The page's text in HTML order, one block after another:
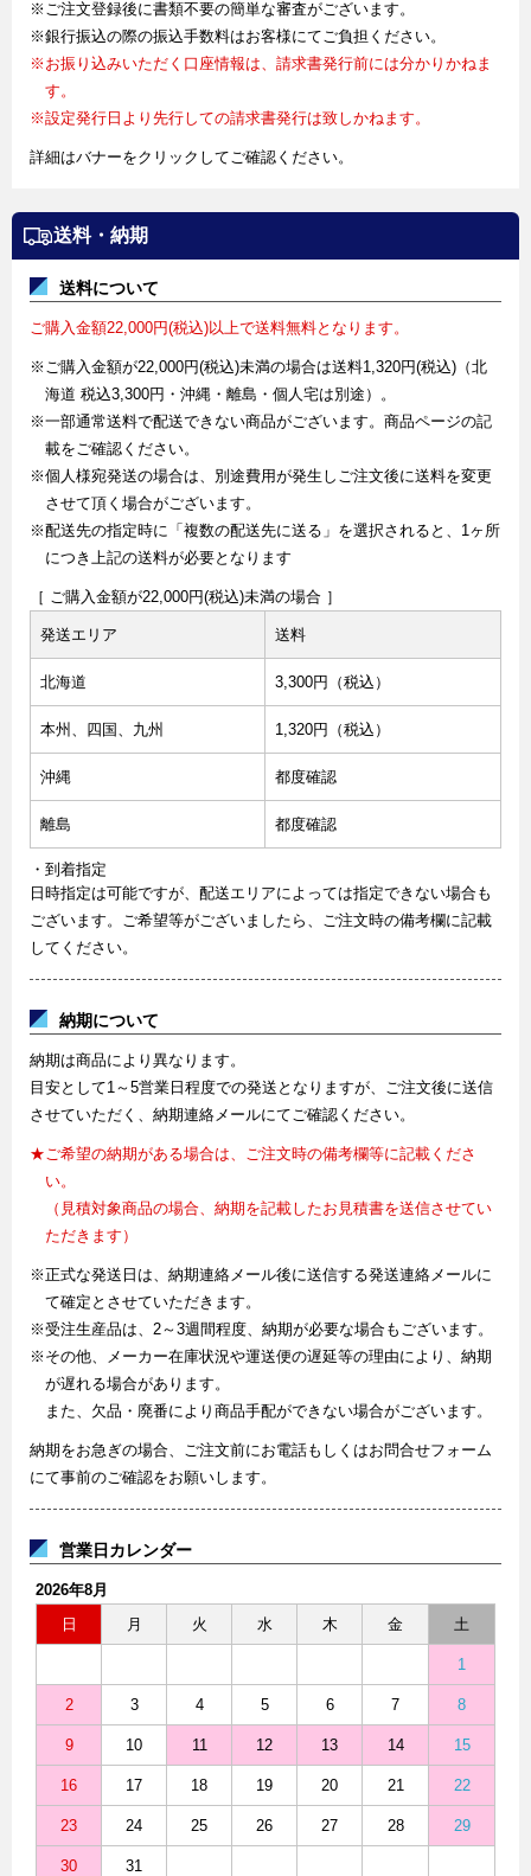
※ご注文登録後に書類不要の簡単な審査がございます。
※銀行振込の際の振込手数料はお客様にてご負担ください。
※お振り込みいただく口座情報は、請求書発行前には分かりかねま
す。
※設定発行日より先行しての請求書発行は致しかねます。
詳細はバナーをクリックしてご確認ください。
送料・納期
送料について
ご購入金額22,000円(税込)以上で送料無料となります。
※ご購入金額が22,000円(税込)未満の場合は送料1,320円(税込)（北
海道 税込3,300円・沖縄・離島・個人宅は別途）。
※一部通常送料で配送できない商品がございます。商品ページの記
載をご確認ください。
※個人様宛発送の場合は、別途費用が発生しご注文後に送料を変更
させて頂く場合がございます。
※配送先の指定時に「複数の配送先に送る」を選択されると、1ヶ所
につき上記の送料が必要となります
［ ご購入金額が22,000円(税込)未満の場合 ］
発送エリア 送料
北海道 3,300円（税込）
本州、四国、九州 1,320円（税込）
沖縄 都度確認
離島 都度確認
・到着指定
日時指定は可能ですが、配送エリアによっては指定できない場合も
ございます。ご希望等がございましたら、ご注文時の備考欄に記載
してください。
納期について
納期は商品により異なります。
目安として1～5営業日程度での発送となりますが、ご注文後に送信
させていただく、納期連絡メールにてご確認ください。
★ご希望の納期がある場合は、ご注文時の備考欄等に記載くださ
い。
（見積対象商品の場合、納期を記載したお見積書を送信させてい
ただきます）
※正式な発送日は、納期連絡メール後に送信する発送連絡メールに
て確定とさせていただきます。
※受注生産品は、2～3週間程度、納期が必要な場合もございます。
※その他、メーカー在庫状況や運送便の遅延等の理由により、納期
が遅れる場合があります。
また、欠品・廃番により商品手配ができない場合がございます。
納期をお急ぎの場合、ご注文前にお電話もしくはお問合せフォーム
にて事前のご確認をお願いします。
営業日カレンダー
2026年8月
日
月 火 水 木 金 土
1
2 3 4 5 6 7 8
9 10 11 12 13 14 15
16 17 18 19 20 21 22
23 24 25 26 27 28 29
30 31